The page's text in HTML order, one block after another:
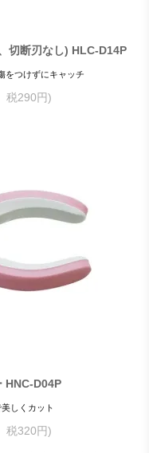
切断刃なし) HLC-D14P
をつけずにキャッチ
税290円)
HNC-D04P
しくカット
税320円)